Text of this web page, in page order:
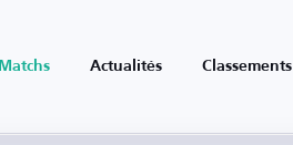
Matchs Actualités Classements